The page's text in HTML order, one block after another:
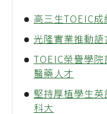
高三生TOEIC
光隆實業推動
TOEIC榮譽學
醫藥人才
堅持厚植學生
科大